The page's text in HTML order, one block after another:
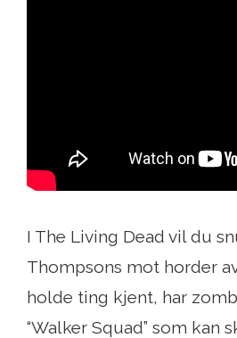
I The Living Dead vil du
Thompsons mot horder
holde ting kjent, har
“Walker Squad” som kan